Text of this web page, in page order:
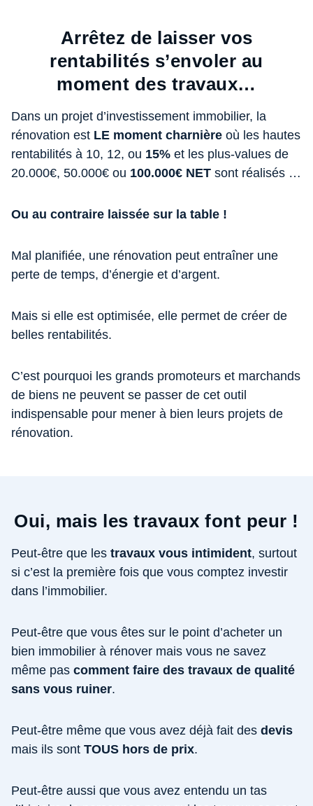
Arrêtez de laisser vos
rentabilités s’envoler au
moment des travaux…
Dans un projet d’investissement immobilier, la
rénovation est LE moment charnière où les hautes
rentabilités à 10, 12, ou 15% et les plus-values de
20.000€, 50.000€ ou 100.000€ NET sont réalisés …
Ou au contraire laissée sur la table !
Mal planifiée, une rénovation peut entraîner une
perte de temps, d’énergie et d’argent.
Mais si elle est optimisée, elle permet de créer de
belles rentabilités.
C’est pourquoi les grands promoteurs et marchands
de biens ne peuvent se passer de cet outil
indispensable pour mener à bien leurs projets de
rénovation.
Oui, mais les travaux font peur !
Peut-être que les travaux vous intimident, surtout
si c’est la première fois que vous comptez investir
dans l’immobilier.
Peut-être que vous êtes sur le point d’acheter un
bien immobilier à rénover mais vous ne savez
même pas comment faire des travaux de qualité
sans vous ruiner.
Peut-être même que vous avez déjà fait des devis
mais ils sont TOUS hors de prix.
Peut-être aussi que vous avez entendu un tas